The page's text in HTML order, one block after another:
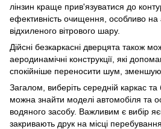
лінзин краще прив'язуватися до
ефективність очищення, особливо на
відхиленого вітрового шару.
Дійсні безкаркасні дверцята також
аеродинамічні конструкції, які
спокійніше переносити шум,
Загалом, виберіть середній каркас
можна знайти моделі автомобіля та
водяного засобу. Важливим є вибір
закривають друк на місці